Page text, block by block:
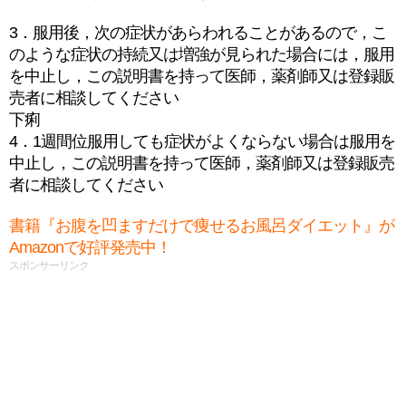
3．服用後，次の症状があらわれることがあるので，こ
のような症状の持続又は増強が見られた場合には，服用
を中止し，この説明書を持って医師，薬剤師又は登録販
売者に相談してください
下痢
4．1週間位服用しても症状がよくならない場合は服用を
中止し，この説明書を持って医師，薬剤師又は登録販売
者に相談してください
書籍『お腹を凹ますだけで痩せるお風呂ダイエット』が
Amazonで好評発売中！
スポンサーリンク